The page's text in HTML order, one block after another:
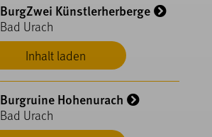
Inhalt laden
BurgZwei Künstlerherberge
Bad Urach
Burgruine Hohenurach
Bad Urach